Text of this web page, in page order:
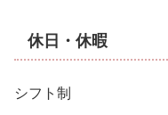
休日・休暇
シフト制